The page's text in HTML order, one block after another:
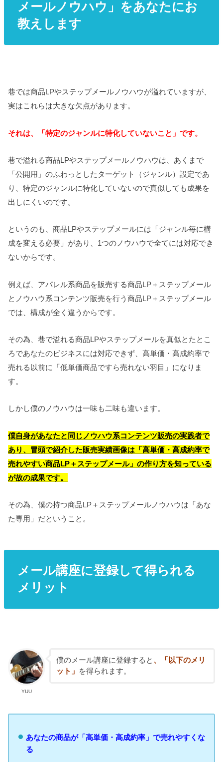
メールノウハウ」をあなたにお
教えします
巷では商品LPやステップメールノウハウが溢れていますが、
実はこれらは大きな欠点があります。
それは、「特定のジャンルに特化していないこと」です。
巷で溢れる商品LPやステップメールノウハウは、あくまで
「公開用」のふわっとしたターゲット（ジャンル）設定であ
り、特定のジャンルに特化していないので真似しても成果を
出しにくいのです。
というのも、商品LPやステップメールには「ジャンル毎に構
成を変える必要」があり、1つのノウハウで全てには対応でき
ないからです。
例えば、アパレル系商品を販売する商品LP＋ステップメール
とノウハウ系コンテンツ販売を行う商品LP＋ステップメール
では、構成が全く違うからです。
その為、巷で溢れる商品LPやステップメールを真似とたとこ
ろであなたのビジネスには対応できず、高単価・高成約率で
売れる以前に「低単価商品ですら売れない羽目」になりま
す。
しかし僕のノウハウは一味も二味も違います。
僕自身があなたと同じノウハウ系コンテンツ販売の実践者で
あり 、冒頭で紹介した販売実績画像は「高単価・高成約率で
売れやすい商品LP＋ステップメール」の作り方を知っている
が故の成果です。
その為、僕の持つ商品LP＋ステップメールノウハウは「あな
た専用」だということ。
メール講座に登録して得られる
メリット
YUU
僕のメール講座に登録すると 、「以下のメリ
ット」
を得られます。
あなたの商品が「高単価・高成約率」で売れやすくな
る